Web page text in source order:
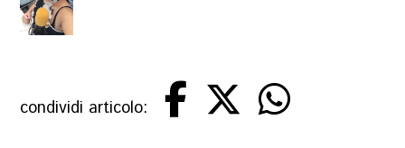
condividi articolo: